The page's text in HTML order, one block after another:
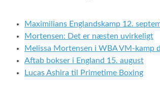
Maximilians Englandskamp 12.
Mortensen: Det er næsten uvirkeligt
Melissa Mortensen i WBA VM-kamp
Aftab bokser i England 15. august
Lucas Ashira til Primetime Boxing